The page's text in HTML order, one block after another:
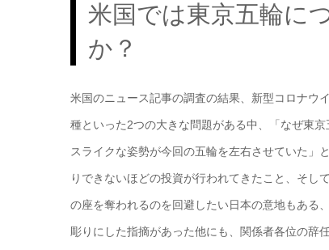
米国では東京五輪に
か？
米国のニュース記事の調査の結果、新型コロナウ
種といった2つの大きな問題がある中、「なぜ東
スライクな姿勢が今回の五輪を左右させていた」
りできないほどの投資が行われてきたこと、そし
の座を奪われるのを回避したい日本の意地もある
彫りにした指摘があった他にも、関係者各位の辞